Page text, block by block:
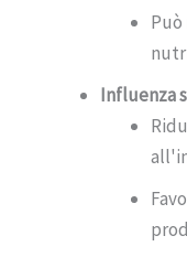
Influenza